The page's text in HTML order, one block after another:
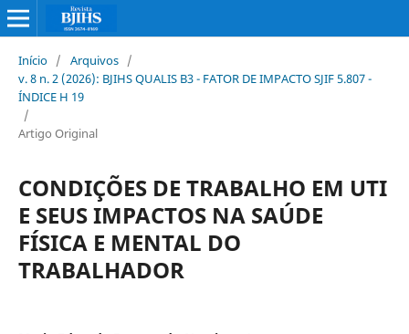
Início / Arquivos /
v. 8 n. 2 (2026): BJIHS QUALIS B3 - FATOR DE IMPACTO SJIF 5.807 -
ÍNDICE H 19
/
Artigo Original
CONDIÇÕES DE TRABALHO EM UTI
E SEUS IMPACTOS NA SAÚDE
FÍSICA E MENTAL DO
TRABALHADOR